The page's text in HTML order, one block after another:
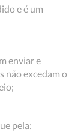
e é um
enviar e
não excedam o
pela: